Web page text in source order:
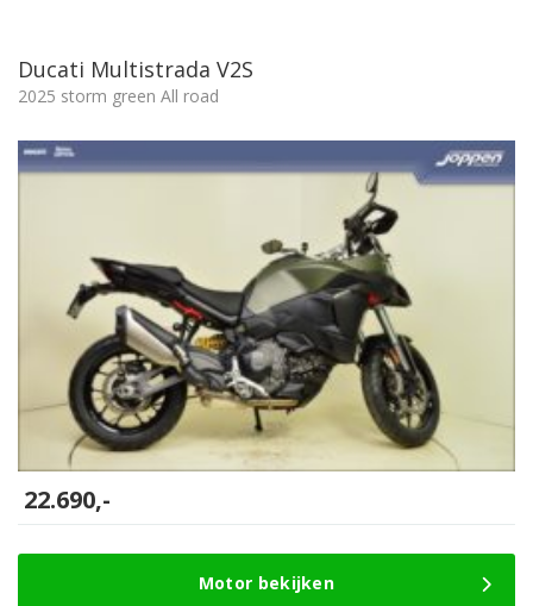
Ducati Multistrada V2S
2025 storm green All road
22.690,-
Motor bekijken